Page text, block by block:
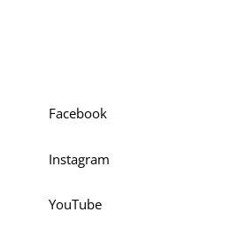
Facebook
Instagram
YouTube